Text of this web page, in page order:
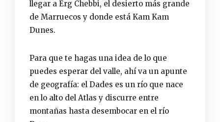
llegar a Erg Chebbi, el desierto más grande
de Marruecos y donde está Kam Kam
Dunes.
Para que te hagas una idea de lo que
puedes esperar del valle, ahí va un apunte
de geografía: el Dades es un río que nace
en lo alto del Atlas y discurre entre
montañas hasta desembocar en el río